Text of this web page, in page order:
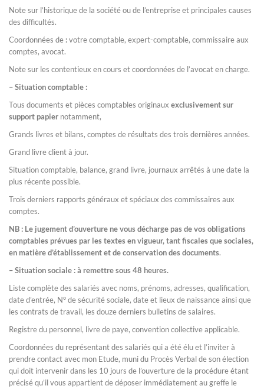
Note sur l’historique de la société ou de l’entreprise et principales causes
des difficultés.
Coordonnées de :votre comptable, expert-comptable, commissaire aux
comptes, avocat.
Note sur les contentieux en cours et coordonnées de l’avocat en charge.
– Situation comptable :
Tous documents et pièces comptables originaux exclusivement sur
support papier notamment,
Grands livres et bilans, comptes de résultats des trois dernières années.
Grand livre client à jour.
Situation comptable, balance, grand livre, journaux arrêtés à une date la
plus récente possible.
Trois derniers rapports généraux et spéciaux des commissaires aux
comptes.
NB : Le jugement d’ouverture ne vous décharge pas de vos obligations
comptables prévues par les textes en vigueur, tant fiscales que sociales,
en matière d’établissement et de conservation des documents.
– Situation sociale : à remettre sous 48 heures.
Liste complète des salariés avec noms, prénoms, adresses, qualification,
date d’entrée, N° de sécurité sociale, date et lieux de naissance ainsi que
les contrats de travail, les douze derniers bulletins de salaires.
Registre du personnel, livre de paye, convention collective applicable.
Coordonnées du représentant des salariés qui a été élu et l’inviter à
prendre contact avec mon Etude, muni du Procès Verbal de son élection
qui doit intervenir dans les 10 jours de l’ouverture de la procédure étant
précisé qu’il vous appartient de déposer immédiatement au greffe le